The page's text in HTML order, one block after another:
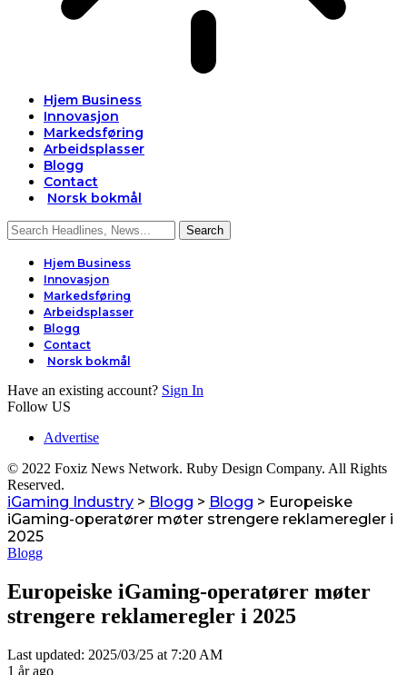
Hjem Business
Innovasjon
Markedsføring
Arbeidsplasser
Blogg
Contact
Norsk bokmål
Hjem Business
Innovasjon
Markedsføring
Arbeidsplasser
Blogg
Contact
Norsk bokmål
Have an existing account? Sign In
Follow US
Advertise
© 2022 Foxiz News Network. Ruby Design Company. All Rights
Reserved.
iGaming Industry > Blogg > Blogg > Europeiske
iGaming-operatører møter strengere reklameregler i
2025
Blogg
Europeiske iGaming-operatører møter
strengere reklameregler i 2025
Last updated: 2025/03/25 at 7:20 AM
1 år ago